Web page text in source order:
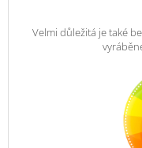
Velmi důležitá je také